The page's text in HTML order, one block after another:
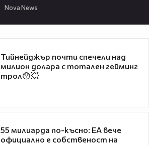
Nova News
Тийнейджър почти спечели над
милион долара с тотален гейминг
трол😯💥
55 милиарда по-късно: EA вече
официално е собственост на